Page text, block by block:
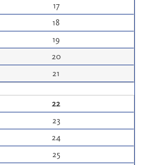
17
18
19
20
21
22
23
24
25